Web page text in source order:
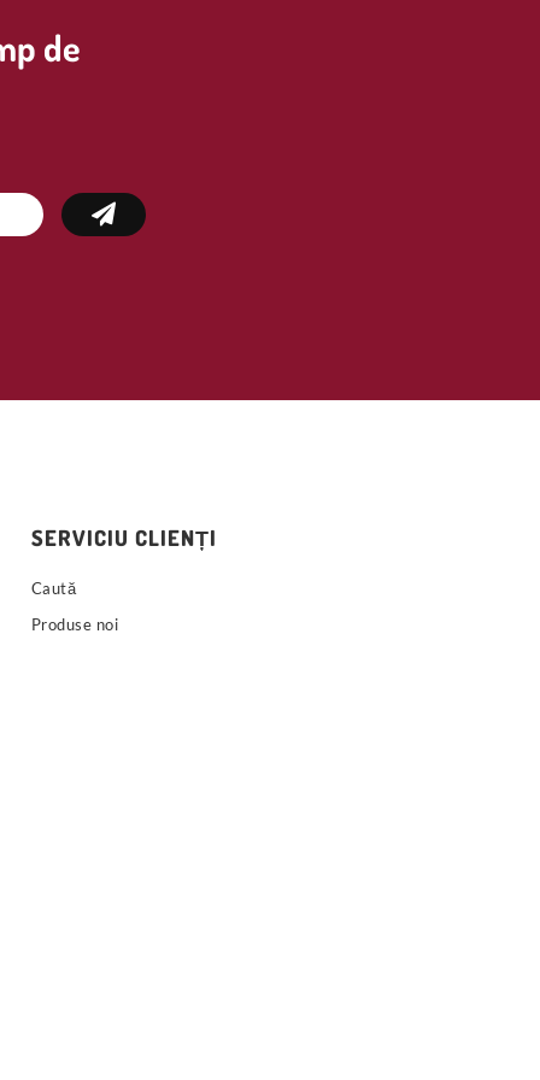
de
SERVICIU CLIENȚI
Caută
Produse noi